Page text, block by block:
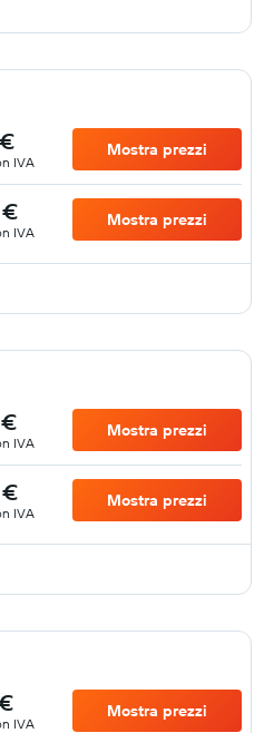
IVA
Mostra prezzi
IVA
Mostra prezzi
IVA
Mostra prezzi
IVA
Mostra prezzi
IVA
Mostra prezzi